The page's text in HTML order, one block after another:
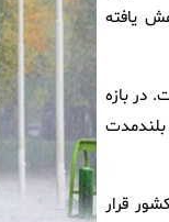
۴۰.۳ درصد کاهش یافته
در بازه
کشور قرار